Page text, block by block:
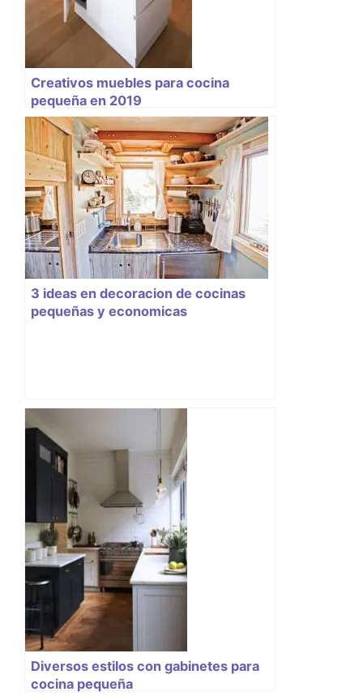
Creativos muebles para cocina
pequeña en 2019
3 ideas en decoracion de cocinas
pequeñas y economicas
Diversos estilos con gabinetes para
cocina pequeña